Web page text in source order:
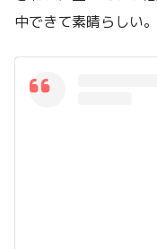
中できて素晴らしい。